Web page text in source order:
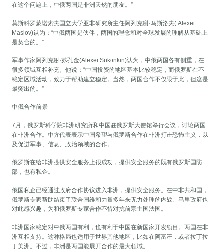
在这个问题上，中俄两国是非洲天然的朋友。”
莫斯科罗蒙诺索夫国立大学亚非研究所主任阿列克谢·马斯洛夫( Alexei
Maslov)认为：“中俄两国是伙伴，两国的理念和对全球发展的理解从基础上
是契合的。”
军事作家阿列克谢·苏孔金(Alexei Sukonkin)认为，中俄两国各有侧重，在
很多领域互相补充。他说：“中国投资的地区基本比较稳定，而俄罗斯在不
稳定区域活动，致力于帮助建立稳定。当然，两国合作不仅限于此，但这是
最突出的。”
中俄合作前景
7月，俄罗斯科学院非洲研究所和中国驻俄罗斯大使馆举行会议，讨论两国
在非洲合作。中方代表表示中国希望与俄罗斯合作在非洲打击恐怖主义，以
及促进军事、信息、政治领域的合作。
俄罗斯在给非洲提供安全服务上很成功，提供安全服务的既有俄罗斯国防
部，也有私企。
俄国私企已经通过政府合作协议进入非洲，提供安全服务。在中非共和国，
俄罗斯专家帮助结束了联合国维和力量多年来无力处理的内战。马里政府也
对此感兴趣，为和俄罗斯专家合作不惜对抗前宗主国法国。
非洲国家稳定对中俄两国有利，也有利于中国在新国家开发项目。两国在非
洲互相支持。这种格局也适用于世界其他地区，比如在阿富汗，或者拉丁拉
丁美洲。不过，非洲是两国能展开合作的最大领域。